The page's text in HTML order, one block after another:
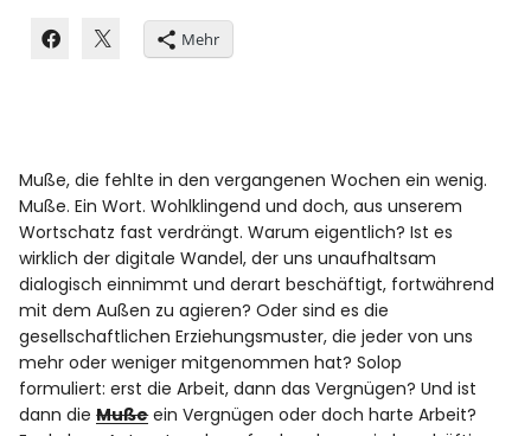
f PMehr
Muße, die fehlte in den vergangenen Wochen ein wenig.
Muße. Ein Wort. Wohlklingend und doch, aus unserem
Wortschatz fast verdrängt. Warum eigentlich? Ist es
wirklich der digitale Wandel, der uns unaufhaltsam
dialogisch einnimmt und derart beschäftigt, fortwährend
mit dem Außen zu agieren? Oder sind es die
gesellschaftlichen Erziehungsmuster, die jeder von uns
mehr oder weniger mitgenommen hat? Solop
formuliert: erst die Arbeit, dann das Vergnügen? Und ist
dann dieMußeein Vergnügen oder doch harte Arbeit?